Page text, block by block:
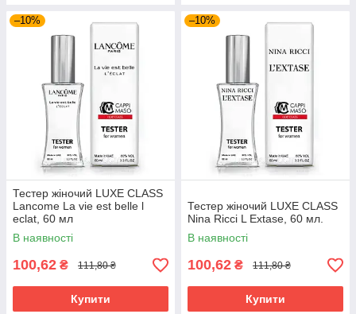
–10%
Тестер жіночий LUXE CLASS
Lancome La vie est belle l
eclat, 60 мл
В наявності
100,62 ₴ 111,80 ₴
Купити
–10%
Тестер жіночий LUXE CLASS
Nina Ricci L Extase, 60 мл.
В наявності
100,62 ₴ 111,80 ₴
Купити